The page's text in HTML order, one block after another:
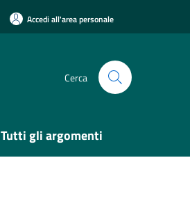
Accedi all'area personale
Cerca
Tutti gli argomenti